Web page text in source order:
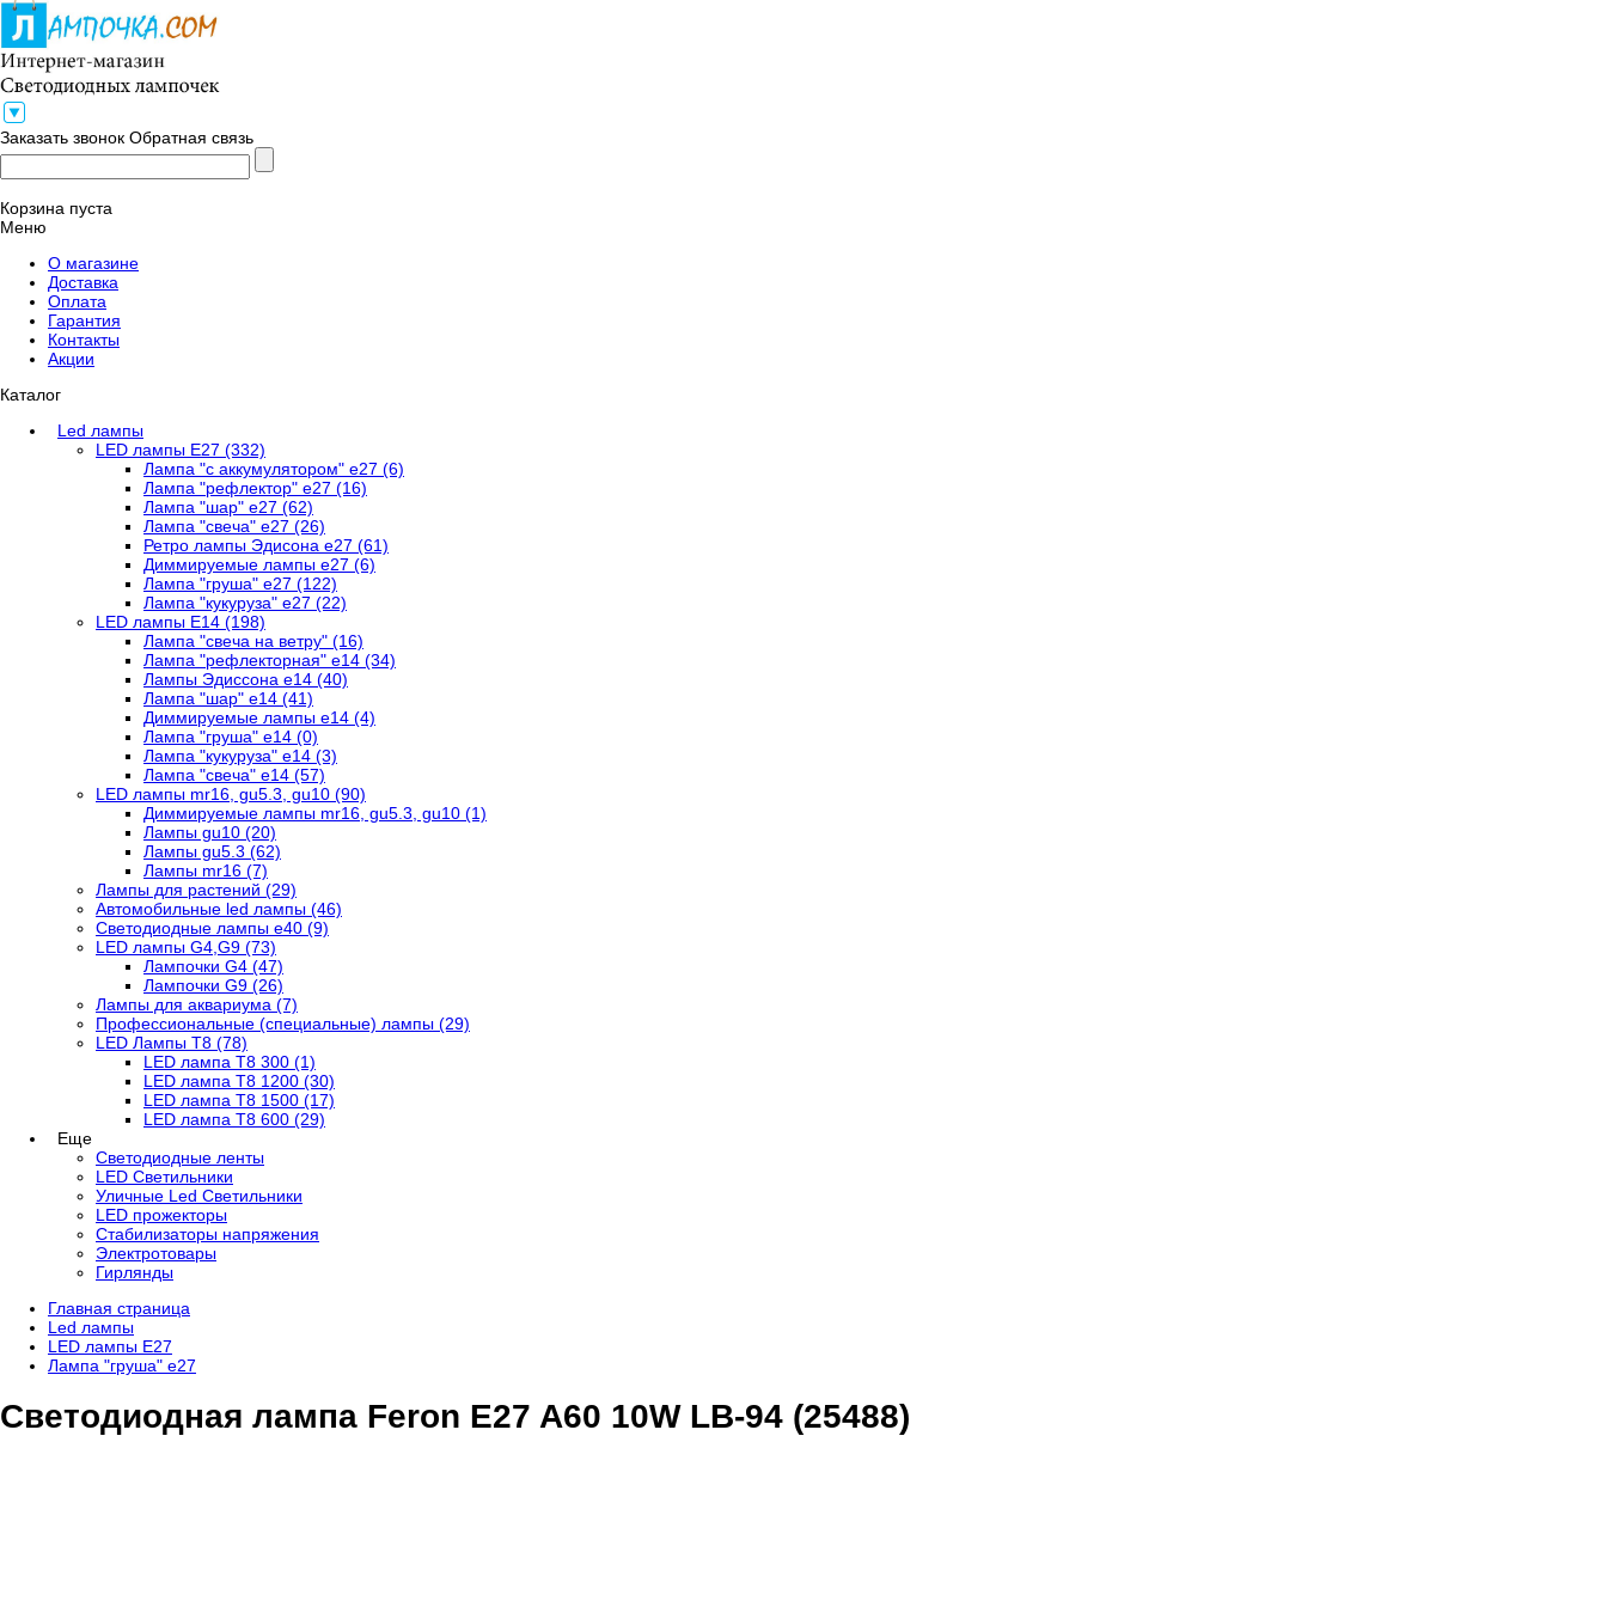
Заказать звонок Обратная связь
Корзина пуста
Меню
О магазине
Доставка
Оплата
Гарантия
Контакты
Акции
Каталог
Led лампы
LED лампы E27 (332)
Лампа "с аккумулятором" е27 (6)
Лампа "рефлектор" е27 (16)
Лампа "шар" е27 (62)
Лампа "свеча" е27 (26)
Ретро лампы Эдисона е27 (61)
Диммируемые лампы е27 (6)
Лампа "груша" е27 (122)
Лампа "кукуруза" е27 (22)
LED лампы Е14 (198)
Лампа "свеча на ветру" (16)
Лампа "рефлекторная" е14 (34)
Лампы Эдиссона е14 (40)
Лампа "шар" е14 (41)
Диммируемые лампы е14 (4)
Лампа "груша" е14 (0)
Лампа "кукуруза" е14 (3)
Лампа "свеча" е14 (57)
LED лампы mr16, gu5.3, gu10 (90)
Диммируемые лампы mr16, gu5.3, gu10 (1)
Лампы gu10 (20)
Лампы gu5.3 (62)
Лампы mr16 (7)
Лампы для растений (29)
Автомобильные led лампы (46)
Светодиодные лампы е40 (9)
LED лампы G4,G9 (73)
Лампочки G4 (47)
Лампочки G9 (26)
Лампы для аквариума (7)
Профессиональные (специальные) лампы (29)
LED Лампы T8 (78)
LED лампа Т8 300 (1)
LED лампа T8 1200 (30)
LED лампа T8 1500 (17)
LED лампа T8 600 (29)
Еще
Светодиодные ленты
LED Светильники
Уличные Led Светильники
LED прожекторы
Стабилизаторы напряжения
Электротовары
Гирлянды
Главная страница
Led лампы
LED лампы E27
Лампа "груша" е27
Светодиодная лампа Feron E27 A60 10W LB-94 (25488)